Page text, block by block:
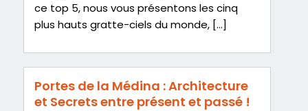
ce top 5, nous vous présentons les cinq
plus hauts gratte-ciels du monde, […]
Portes de la Médina : Architecture
et Secrets entre présent et passé !